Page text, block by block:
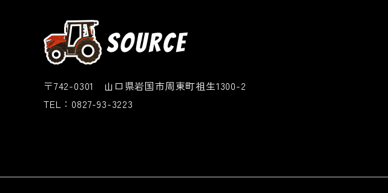
〒742-0301 山口県岩国市周東町祖生1300-2
TEL：0827-93-3223